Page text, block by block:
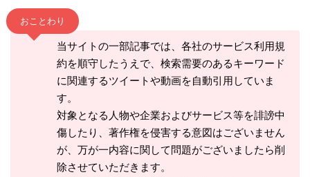
おことわり
当サイトの一部記事では、各社のサービス利用規
約を順守したうえで、検索需要のあるキーワード
に関連するツイートや動画を自動引用していま
す。
対象となる人物や企業およびサービス等を誹謗中
傷したり、著作権を侵害する意図はございません
が、万が一内容に関して問題がございましたら削
除させていただきます。